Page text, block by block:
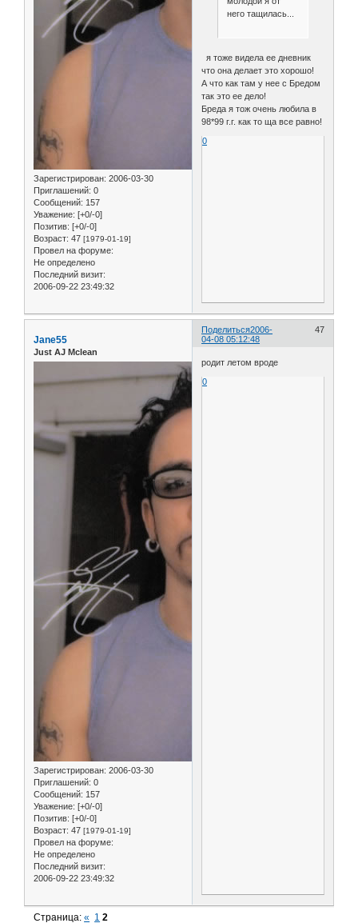
Зарегистрирован: 2006-03-30
Приглашений: 0
Сообщений: 157
Уважение: [+0/-0]
Позитив: [+0/-0]
Возраст: 47 [1979-01-19]
Провел на форуме:
Не определено
Последний визит:
2006-09-22 23:49:32
него тащилась...
я тоже видела ее дневник
что она делает это хорошо!
А что как там у нее с Бредом
так это ее дело!
Бреда я тож очень любила в
98*99 г.г. как то ща все равно!
0
Поделиться 47
2006-
04-08 05:12:48
Jane55
Just AJ Mclean
Зарегистрирован: 2006-03-30
Приглашений: 0
Сообщений: 157
Уважение: [+0/-0]
Позитив: [+0/-0]
Возраст: 47 [1979-01-19]
Провел на форуме:
Не определено
Последний визит:
2006-09-22 23:49:32
родит летом вроде
0
Страница:« 1 2